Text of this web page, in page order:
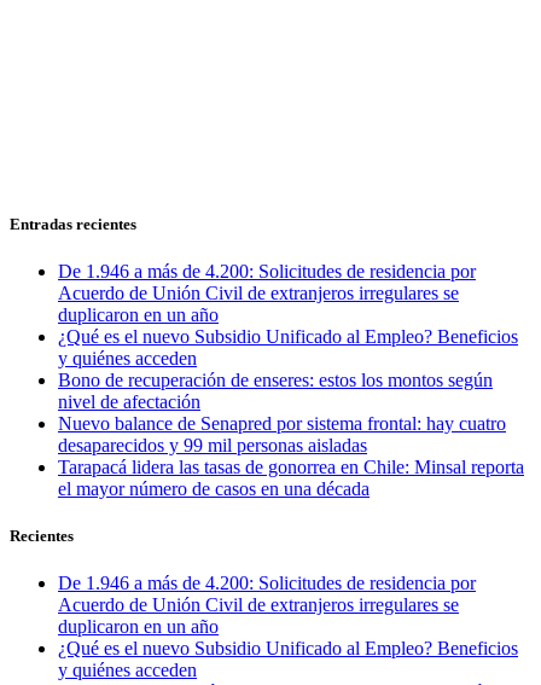
Entradas recientes
De 1.946 a más de 4.200: Solicitudes de residencia por
Acuerdo de Unión Civil de extranjeros irregulares se
duplicaron en un año
¿Qué es el nuevo Subsidio Unificado al Empleo? Beneficios
y quiénes acceden
Bono de recuperación de enseres: estos los montos según
nivel de afectación
Nuevo balance de Senapred por sistema frontal: hay cuatro
desaparecidos y 99 mil personas aisladas
Tarapacá lidera las tasas de gonorrea en Chile: Minsal reporta
el mayor número de casos en una década
Recientes
De 1.946 a más de 4.200: Solicitudes de residencia por
Acuerdo de Unión Civil de extranjeros irregulares se
duplicaron en un año
¿Qué es el nuevo Subsidio Unificado al Empleo? Beneficios
y quiénes acceden